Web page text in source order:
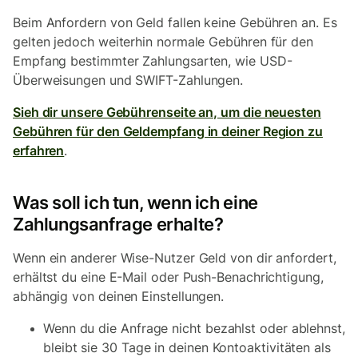
Beim Anfordern von Geld fallen keine Gebühren an. Es
gelten jedoch weiterhin normale Gebühren für den
Empfang bestimmter Zahlungsarten, wie USD-
Überweisungen und SWIFT-Zahlungen.
Sieh dir unsere Gebührenseite an, um die neuesten
Gebühren für den Geldempfang in deiner Region zu
erfahren.
Was soll ich tun, wenn ich eine
Zahlungsanfrage erhalte?
Wenn ein anderer Wise-Nutzer Geld von dir anfordert,
erhältst du eine E-Mail oder Push-Benachrichtigung,
abhängig von deinen Einstellungen.
Wenn du die Anfrage nicht bezahlst oder ablehnst,
bleibt sie 30 Tage in deinen Kontoaktivitäten als